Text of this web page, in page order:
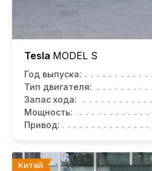
Tesla MODEL S
Год выпуска:
Тип двигателя:
Запас хода:
Мощность:
Привод:
Китай